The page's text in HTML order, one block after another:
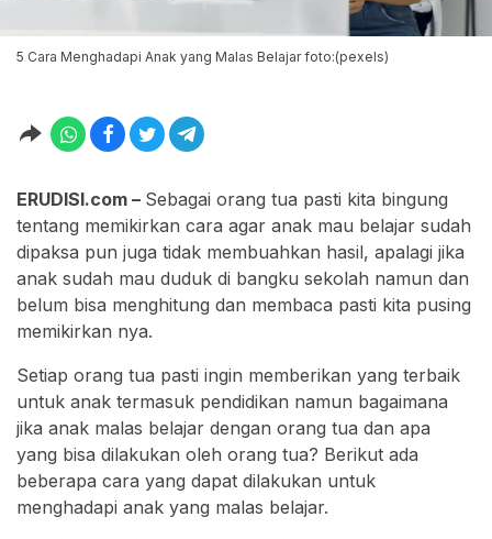
5 Cara Menghadapi Anak yang Malas Belajar foto:(pexels)
ERUDISI.com – Sebagai orang tua pasti kita bingung
tentang memikirkan cara agar anak mau belajar sudah
dipaksa pun juga tidak membuahkan hasil, apalagi jika
anak sudah mau duduk di bangku sekolah namun dan
belum bisa menghitung dan membaca pasti kita pusing
memikirkan nya.
Setiap orang tua pasti ingin memberikan yang terbaik
untuk anak termasuk pendidikan namun bagaimana
jika anak malas belajar dengan orang tua dan apa
yang bisa dilakukan oleh orang tua? Berikut ada
beberapa cara yang dapat dilakukan untuk
menghadapi anak yang malas belajar.